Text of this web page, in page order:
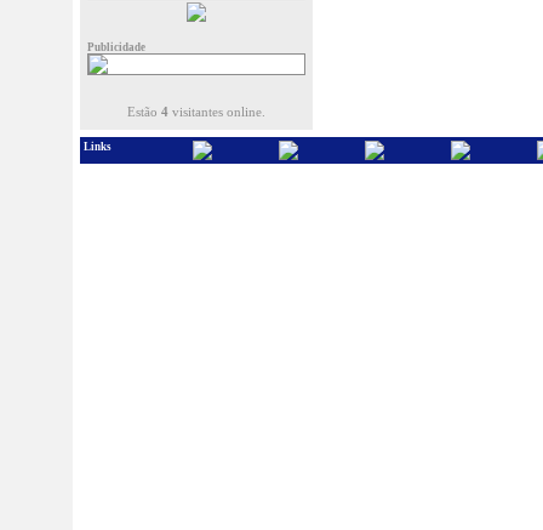
Publicidade
Estão 4 visitantes online.
Links